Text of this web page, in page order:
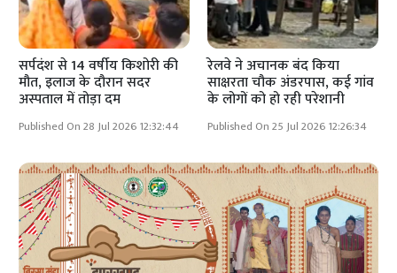
सर्पदंश से 14 वर्षीय किशोरी की
मौत, इलाज के दौरान सदर
अस्पताल में तोड़ा दम
Published On 28 Jul 2026 12:32:44
रेलवे ने अचानक बंद किया
साक्षरता चौक अंडरपास, कई गांव
के लोगों को हो रही परेशानी
Published On 25 Jul 2026 12:26:34